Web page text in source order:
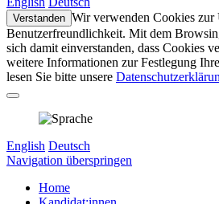
Verstanden Wir verwenden Cookies zur
Benutzerfreundlichkeit. Mit dem
sich damit einverstanden, dass Cookies
weitere Informationen zur Festlegung
lesen Sie bitte unsere
English Deutsch
Navigation überspringen
Home